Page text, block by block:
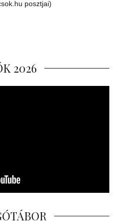
posztjai)
2026